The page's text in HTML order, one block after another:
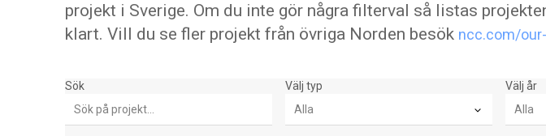
projekt i Sverige. Om du inte gör några filterval så listas
klart. Vill du se fler projekt från övriga Norden besök ncc.com/
Sök & Filter
Sök Välj typ Välj år